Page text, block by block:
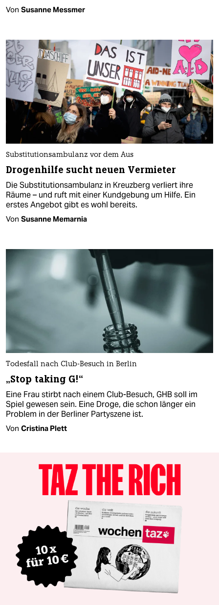
Von Susanne Messmer
Substitutionsambulanz vor dem Aus
Drogenhilfe sucht neuen Vermieter
Die Substitutionsambulanz in Kreuzberg verliert ihre
Räume – und ruft mit einer Kundgebung um Hilfe. Ein
erstes Angebot gibt es wohl bereits.
Von Susanne Memarnia
Todesfall nach Club-Besuch in Berlin
„Stop taking G!“
Eine Frau stirbt nach einem Club-Besuch, GHB soll im
Spiel gewesen sein. Eine Droge, die schon länger ein
Problem in der Berliner Partyszene ist.
Von Cristina Plett